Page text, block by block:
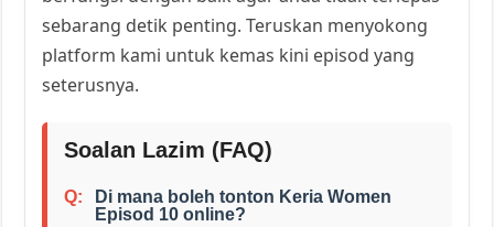
sebarang detik penting. Teruskan menyokong
platform kami untuk kemas kini episod yang
seterusnya.
Soalan Lazim (FAQ)
Di mana boleh tonton Keria Women
Episod 10 online?